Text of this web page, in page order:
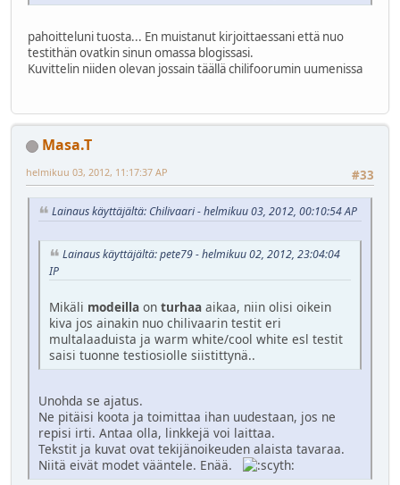
pahoitteluni tuosta... En muistanut kirjoittaessani että nuo
testithän ovatkin sinun omassa blogissasi.
Kuvittelin niiden olevan jossain täällä chilifoorumin uumenissa
Masa.T
#33
helmikuu 03, 2012, 11:17:37 AP
Lainaus käyttäjältä: Chilivaari - helmikuu 03, 2012, 00:10:54 AP
Lainaus käyttäjältä: pete79 - helmikuu 02, 2012, 23:04:04
IP
Mikäli modeilla on turhaa aikaa, niin olisi oikein
kiva jos ainakin nuo chilivaarin testit eri
multalaaduista ja warm white/cool white esl testit
saisi tuonne testiosiolle siistittynä..
Unohda se ajatus.
Ne pitäisi koota ja toimittaa ihan uudestaan, jos ne
repisi irti. Antaa olla, linkkejä voi laittaa.
Tekstit ja kuvat ovat tekijänoikeuden alaista tavaraa.
Niitä eivät modet vääntele. Enää.